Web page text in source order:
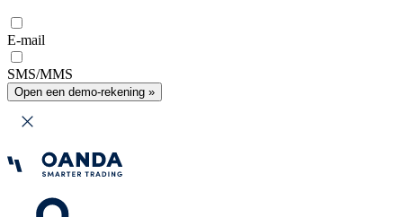
E-mail
SMS/MMS
Open een demo-rekening »